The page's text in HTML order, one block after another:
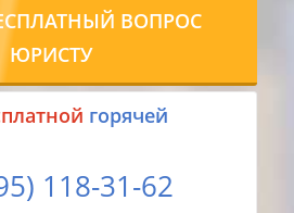
ВОПРОС
ЮРИСТУ
горячей
118-31-62